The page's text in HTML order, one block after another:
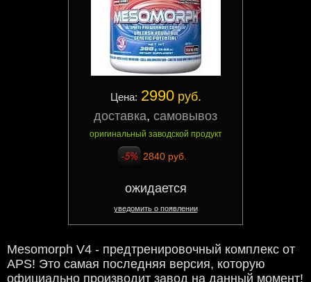
Цена: 2990руб.
доставка, самовывоз
оригинальный заводской продукт
2840 руб.
ожидается
уведомить о появлении
Mesomorph V4 - предтренировочный комплекс от
APS! Это самая последняя версия, которую
официально производит завод на данный момент!